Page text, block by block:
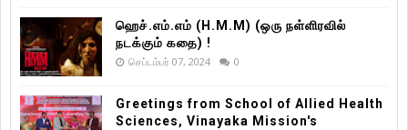
ஹெச்.எம்.எம் (H.M.M) (ஒரு நள்ளிரவில்
நடக்கும் கதை) !
செப்டம்பர் 07, 2024 0
Greetings from School of Allied Health
Sciences, Vinayaka Mission's